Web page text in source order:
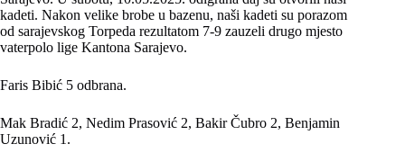
kadeti. Nakon velike brobe u bazenu, naši kadeti su porazom
od sarajevskog Torpeda rezultatom 7-9 zauzeli drugo mjesto
vaterpolo lige Kantona Sarajevo.
Faris Bibić 5 odbrana.
Mak Bradić 2, Nedim Prasović 2, Bakir Čubro 2, Benjamin
Uzunović 1.